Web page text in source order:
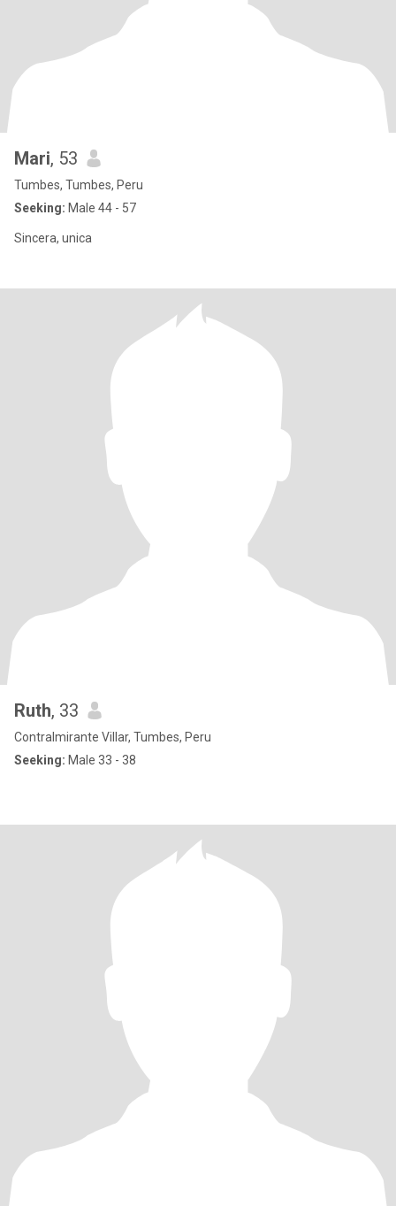
Mari, 53
Tumbes, Tumbes, Peru
Seeking: Male 44 - 57
Sincera, unica
Ruth, 33
Contralmirante Villar, Tumbes, Peru
Seeking: Male 33 - 38